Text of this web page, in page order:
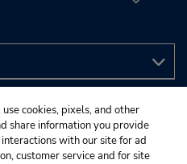
cookies, pixels, and other
share information you provide
with our site for ad
customer service and for site